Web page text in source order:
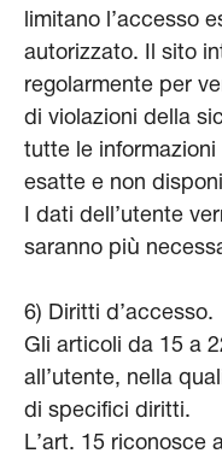
limitano l’accesso
autorizzato. Il sito
regolarmente per
di violazioni della
tutte le
esatte e non
I dati dell’utente
saranno più
6) Diritti d’accesso.
Gli articoli da 15 a
all’utente, nella
di specifici diritti.
L’art. 15 riconosce